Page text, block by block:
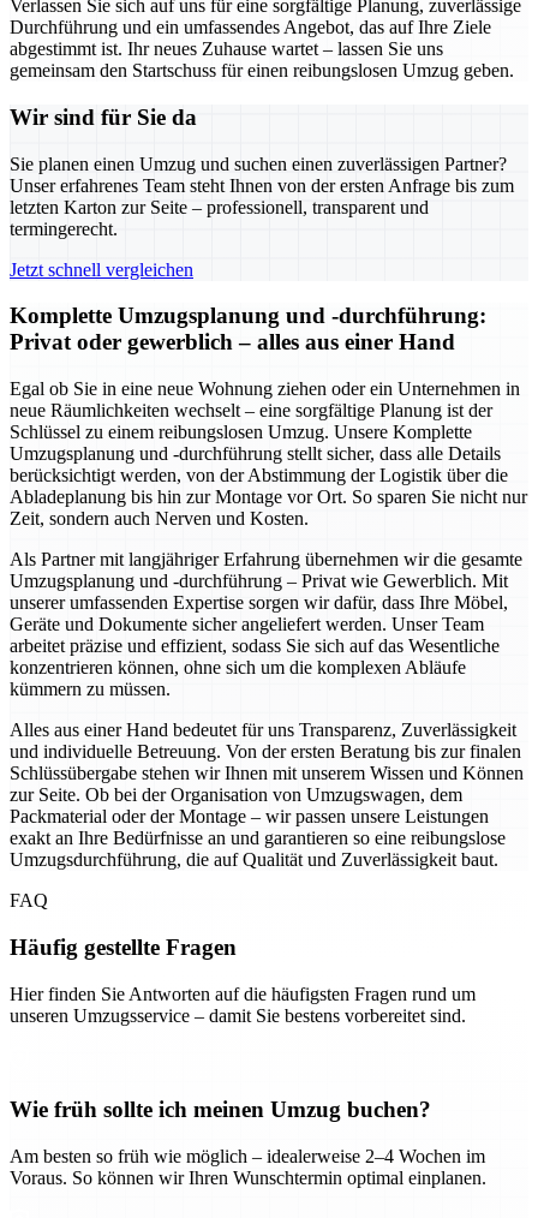
Verlassen Sie sich auf uns für eine sorgfältige Planung, zuverlässige
Durchführung und ein umfassendes Angebot, das auf Ihre Ziele
abgestimmt ist. Ihr neues Zuhause wartet – lassen Sie uns
gemeinsam den Startschuss für einen reibungslosen Umzug geben.
Wir sind für Sie da
Sie planen einen Umzug und suchen einen zuverlässigen Partner?
Unser erfahrenes Team steht Ihnen von der ersten Anfrage bis zum
letzten Karton zur Seite – professionell, transparent und
termingerecht.
Jetzt schnell vergleichen
Komplette Umzugsplanung und -durchführung:
Privat oder gewerblich – alles aus einer Hand
Egal ob Sie in eine neue Wohnung ziehen oder ein Unternehmen in
neue Räumlichkeiten wechselt – eine sorgfältige Planung ist der
Schlüssel zu einem reibungslosen Umzug. Unsere Komplette
Umzugsplanung und -durchführung stellt sicher, dass alle Details
berücksichtigt werden, von der Abstimmung der Logistik über die
Abladeplanung bis hin zur Montage vor Ort. So sparen Sie nicht nur
Zeit, sondern auch Nerven und Kosten.
Als Partner mit langjähriger Erfahrung übernehmen wir die gesamte
Umzugsplanung und -durchführung – Privat wie Gewerblich. Mit
unserer umfassenden Expertise sorgen wir dafür, dass Ihre Möbel,
Geräte und Dokumente sicher angeliefert werden. Unser Team
arbeitet präzise und effizient, sodass Sie sich auf das Wesentliche
konzentrieren können, ohne sich um die komplexen Abläufe
kümmern zu müssen.
Alles aus einer Hand bedeutet für uns Transparenz, Zuverlässigkeit
und individuelle Betreuung. Von der ersten Beratung bis zur finalen
Schlüssübergabe stehen wir Ihnen mit unserem Wissen und Können
zur Seite. Ob bei der Organisation von Umzugswagen, dem
Packmaterial oder der Montage – wir passen unsere Leistungen
exakt an Ihre Bedürfnisse an und garantieren so eine reibungslose
Umzugsdurchführung, die auf Qualität und Zuverlässigkeit baut.
FAQ
Häufig gestellte Fragen
Hier finden Sie Antworten auf die häufigsten Fragen rund um
unseren Umzugsservice – damit Sie bestens vorbereitet sind.
Wie früh sollte ich meinen Umzug buchen?
Am besten so früh wie möglich – idealerweise 2–4 Wochen im
Voraus. So können wir Ihren Wunschtermin optimal einplanen.